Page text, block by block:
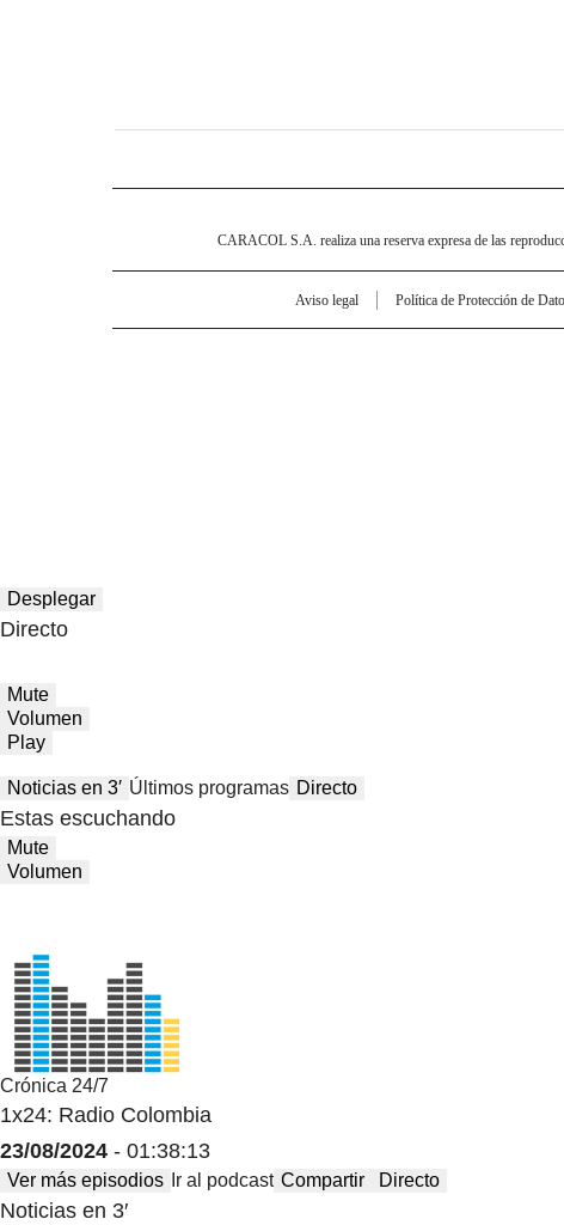
CARACOL S.A. realiza una reserva expresa de las
Aviso legal Política de Protección de
Desplegar
Directo
Mute
Volumen
Play
Noticias en 3′ Últimos programas Directo
Estas escuchando
Mute
Volumen
Crónica 24/7
1x24: Radio Colombia
23/08/2024 - 01:38:13
Ver más episodios Ir al podcast Compartir Directo
Noticias en 3′